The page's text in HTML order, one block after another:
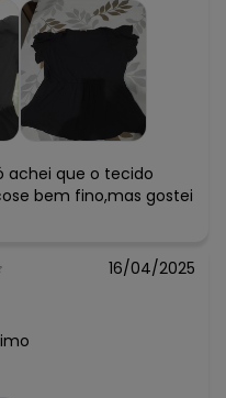
achei que o tecido
bem fino,mas gostei
16/04/2025